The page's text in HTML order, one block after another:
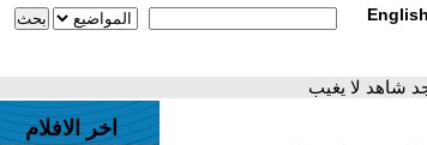
English
شاهد لا يغيب
اخر الافلام